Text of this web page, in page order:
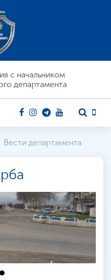
c начальником
департамента
Вести департамента